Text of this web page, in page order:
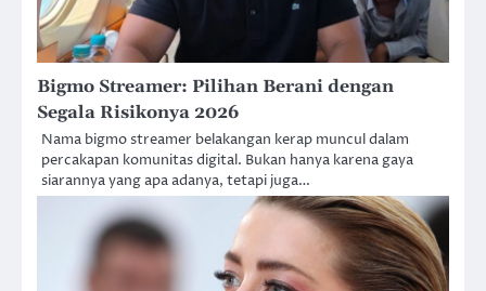
Bigmo Streamer: Pilihan Berani dengan
Segala Risikonya 2026
Nama bigmo streamer belakangan kerap muncul dalam
percakapan komunitas digital. Bukan hanya karena gaya
siarannya yang apa adanya, tetapi juga…